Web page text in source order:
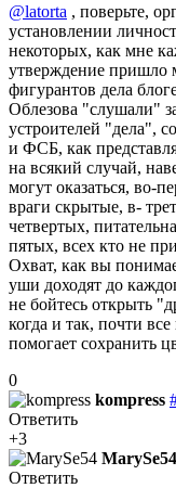
@latorta , поверьте,
установлении
некоторых, как мне
утверждение пришло
фигурантов дела
Облезова "слушали"
устроителей "дела",
и ФСБ, как
на всякий случай,
могут оказаться, во-
враги скрытые, в-
четвертых,
пятых, всех кто не
Охват, как вы
уши доходят до
не бойтесь открыть
когда и так, почти
помогает сохранить
0
kompress
Ответить
+3
MarySe54
Ответить